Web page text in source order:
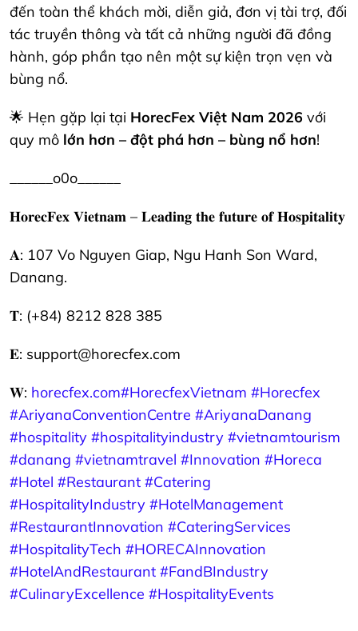
đến toàn thể khách mời, diễn giả, đơn vị tài trợ, đối
tác truyền thông và tất cả những người đã đồng
hành, góp phần tạo nên một sự kiện trọn vẹn và
bùng nổ.
🌟 Hẹn gặp lại tại HorecFex Việt Nam 2026 với
quy mô lớn hơn – đột phá hơn – bùng nổ hơn!
______o0o______
𝐇𝐨𝐫𝐞𝐜𝐅𝐞𝐱 𝐕𝐢𝐞𝐭𝐧𝐚𝐦 – 𝐋𝐞𝐚𝐝𝐢𝐧𝐠 𝐭𝐡𝐞 𝐟𝐮𝐭𝐮𝐫𝐞 𝐨𝐟 𝐇𝐨𝐬𝐩𝐢𝐭𝐚𝐥𝐢𝐭𝐲
𝐀: 107 Vo Nguyen Giap, Ngu Hanh Son Ward,
Danang.
𝐓: (+84) 8212 828 385
𝐄: support@horecfex.com
𝐖: horecfex.com#HorecfexVietnam #Horecfex
#AriyanaConventionCentre #AriyanaDanang
#hospitality #hospitalityindustry #vietnamtourism
#danang #vietnamtravel #Innovation #Horeca
#Hotel #Restaurant #Catering
#HospitalityIndustry #HotelManagement
#RestaurantInnovation #CateringServices
#HospitalityTech #HORECAInnovation
#HotelAndRestaurant #FandBIndustry
#CulinaryExcellence #HospitalityEvents